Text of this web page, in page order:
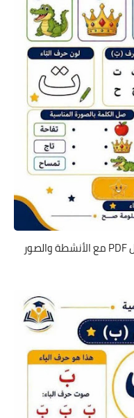
تحميل مذكرة الحروف العربية للأطفال PDF مع الأنشطة والصور